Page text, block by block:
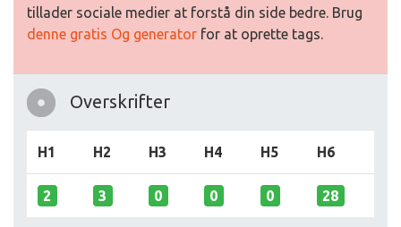
tillader sociale medier at forstå din side bedre. Brug
denne gratis Og generator for at oprette tags.
Overskrifter
H1 H2 H3 H4 H5 H6
2 3 0 0 0 28